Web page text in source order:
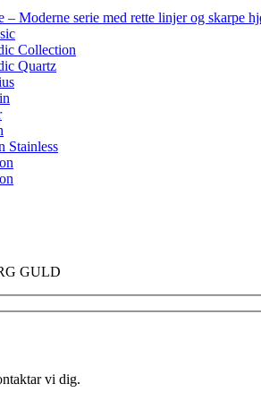
– Moderne serie med rette linjer og skarpe
Collection
Quartz
Stainless
GULD
vi dig.